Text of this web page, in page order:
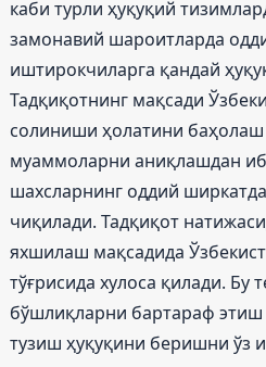
каби турли ҳуқуқий
замонавий шароитларда
иштирокчиларга қандай
Тадқиқотнинг мақсади
солиниши ҳолатини баҳолаш
муаммоларни аниқлашдан
шахсларнинг оддий
чиқилади. Тадқиқот
яхшилаш мақсадида
тўғрисида хулоса қилади.
бўшлиқларни бартараф
тузиш ҳуқуқини беришни ўз